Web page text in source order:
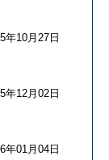
年10月27日
年12月02日
年01月04日